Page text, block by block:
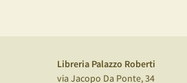
Libreria Palazzo Roberti
via Jacopo Da Ponte, 34